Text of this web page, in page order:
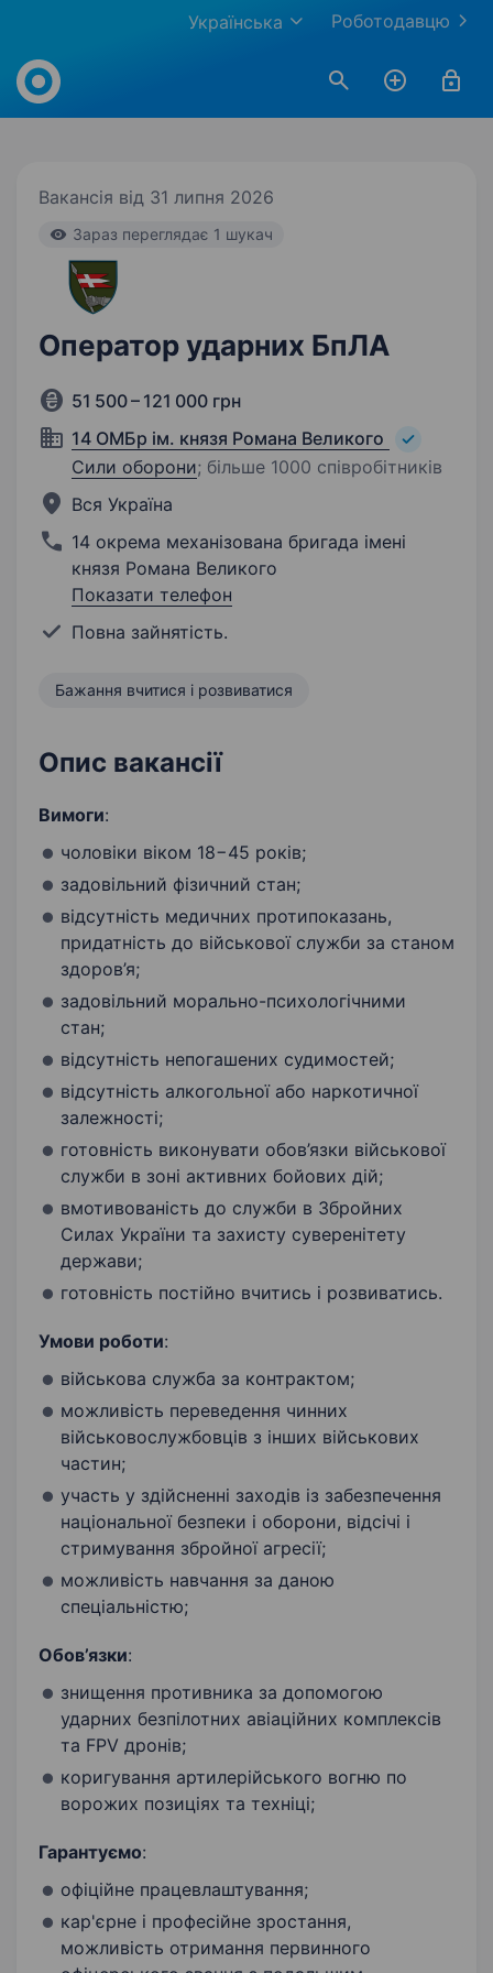
Роботодавцю
Українська
Work.ua
Вакансія від 31 липня 2026
Зараз переглядає 1 шукач
Оператор ударних БпЛА
51 500 – 121 000 грн
14 ОМБр ім. князя Романа Великого
Сили оборони; більше 1000 співробітників
Вся Україна
14 окрема механізована бригада імені
князя Романа Великого
Показати телефон
Повна зайнятість.
Бажання вчитися і розвиватися
Опис вакансії
Вимоги:
чоловіки віком 18−45 років;
задовільний фізичний стан;
відсутність медичних протипоказань,
придатність до військової служби за станом
здоров’я;
задовільний морально-психологічними
стан;
відсутність непогашених судимостей;
відсутність алкогольної або наркотичної
залежності;
готовність виконувати обов’язки військової
служби в зоні активних бойових дій;
вмотивованість до служби в Збройних
Силах України та захисту суверенітету
держави;
готовність постійно вчитись і розвиватись.
Умови роботи:
військова служба за контрактом;
можливість переведення чинних
військовослужбовців з інших військових
частин;
участь у здійсненні заходів із забезпечення
національної безпеки і оборони, відсічі і
стримування збройної агресії;
можливість навчання за даною
спеціальністю;
Обов’язки:
знищення противника за допомогою
ударних безпілотних авіаційних комплексів
та FPV дронів;
коригування артилерійського вогню по
ворожих позиціях та техніці;
Гарантуємо:
офіційне працевлаштування;
кар'єрне і професійне зростання,
можливість отримання первинного